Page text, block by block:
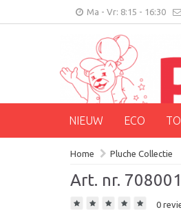
Ma - Vr: 8:15 - 16:30
NIEUW ECO
Home Pluche Collectie
Art. nr.
0